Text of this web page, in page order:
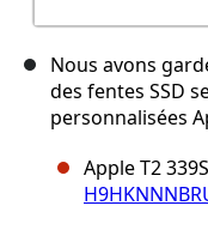
Nous avons
des fentes SSD
personnalisées
Apple T2